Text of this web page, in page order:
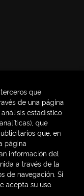
que
de una página
estadístico
que
que, en
página
información del
a través de la
de navegación. Si
acepta su uso.